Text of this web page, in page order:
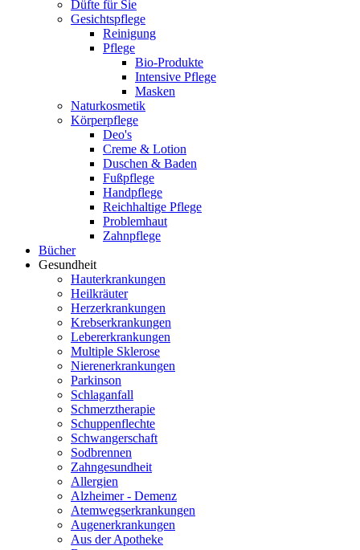
Düfte für Sie
Gesichtspflege
Reinigung
Pflege
Bio-Produkte
Intensive Pflege
Masken
Naturkosmetik
Körperpflege
Deo's
Creme & Lotion
Duschen & Baden
Fußpflege
Handpflege
Reichhaltige Pflege
Problemhaut
Zahnpflege
Bücher
Gesundheit
Hauterkrankungen
Heilkräuter
Herzerkrankungen
Krebserkrankungen
Lebererkrankungen
Multiple Sklerose
Nierenerkrankungen
Parkinson
Schlaganfall
Schmerztherapie
Schuppenflechte
Schwangerschaft
Sodbrennen
Zahngesundheit
Allergien
Alzheimer - Demenz
Atemwegserkrankungen
Augenerkrankungen
Aus der Apotheke